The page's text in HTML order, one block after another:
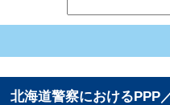
北海道警察におけるPPP